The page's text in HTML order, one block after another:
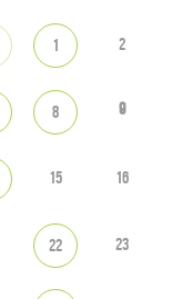
1 2
8 9
15 16
22 23